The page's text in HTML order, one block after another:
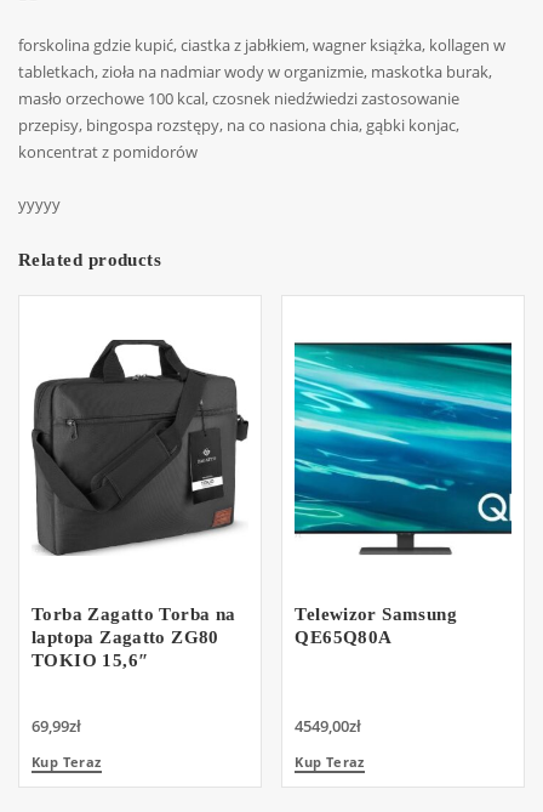
forskolina gdzie kupić, ciastka z jabłkiem, wagner książka, kollagen w
tabletkach, zioła na nadmiar wody w organizmie, maskotka burak,
masło orzechowe 100 kcal, czosnek niedźwiedzi zastosowanie
przepisy, bingospa rozstępy, na co nasiona chia, gąbki konjac,
koncentrat z pomidorów
yyyyy
Related products
Torba Zagatto Torba na
laptopa Zagatto ZG80
TOKIO 15,6″
69,99zł
Kup Teraz
Telewizor Samsung
QE65Q80A
4549,00zł
Kup Teraz